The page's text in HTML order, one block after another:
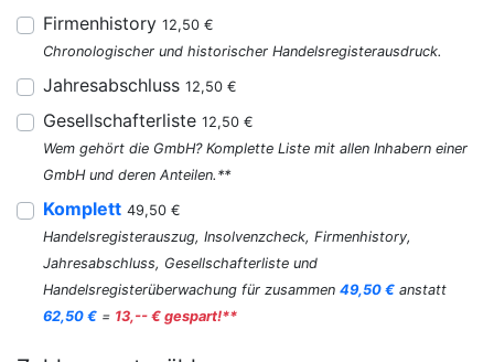
Firmenhistory 12,50 €
Chronologischer und historischer Handelsregisterausdruck.
Jahresabschluss 12,50 €
Gesellschafterliste 12,50 €
Wem gehört die GmbH? Komplette Liste mit allen Inhabern einer
GmbH und deren Anteilen.**
Komplett 49,50 €
Handelsregisterauszug, Insolvenzcheck, Firmenhistory,
Jahresabschluss, Gesellschafterliste und
Handelsregisterüberwachung für zusammen 49,50 € anstatt
62,50 € = 13,-- € gespart!**